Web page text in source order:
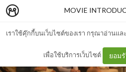
เราใช้คุ๊กกี้บนเว็บไซต์ของเรา กรุณาอ่านแ
เพื่อใช้บริการเว็บไซต์ ยอม
MOVIE